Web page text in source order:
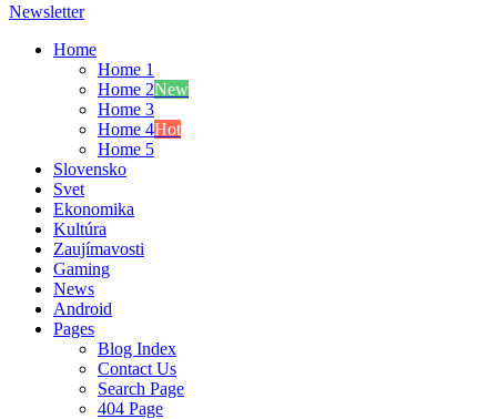
Newsletter
Home
Home 1
Home 2New
Home 3
Home 4Hot
Home 5
Slovensko
Svet
Ekonomika
Kultúra
Zaujímavosti
Gaming
News
Android
Pages
Blog Index
Contact Us
Search Page
404 Page